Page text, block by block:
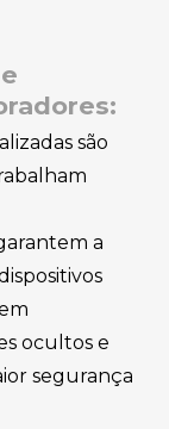
são
a
ocultos e
segurança